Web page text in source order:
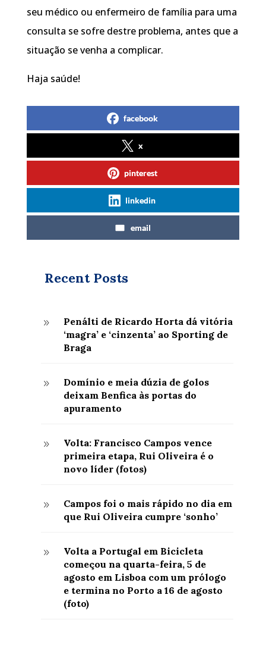
seu médico ou enfermeiro de família para uma
consulta se sofre destre problema, antes que a
situação se venha a complicar.
Haja saúde!
facebook
x
pinterest
linkedin
email
Recent Posts
9
Penálti de Ricardo Horta dá vitória
‘magra’ e ‘cinzenta’ ao Sporting de
Braga
9
Domínio e meia dúzia de golos
deixam Benfica às portas do
apuramento
9
Volta: Francisco Campos vence
primeira etapa, Rui Oliveira é o
novo líder (fotos)
9
Campos foi o mais rápido no dia em
que Rui Oliveira cumpre ‘sonho’
9
Volta a Portugal em Bicicleta
começou na quarta-feira, 5 de
agosto em Lisboa com um prólogo
e termina no Porto a 16 de agosto
(foto)